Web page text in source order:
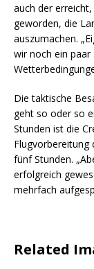
auch der
geworden, die
auszumachen.
wir noch ein paar
Die taktische
geht so oder so
Stunden ist die
Flugvorbereitung
fünf Stunden.
erfolgreich
mehrfach
Related